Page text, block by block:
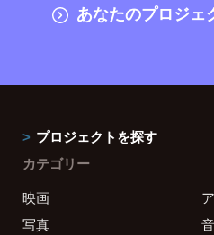
あなたのプロジェ
プロジェクトを探す
カテゴリー
映画
写真